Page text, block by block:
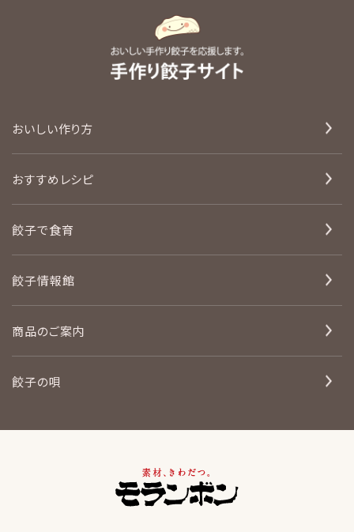
おいしい作り方
おすすめレシピ
餃子で食育
餃子情報館
商品のご案内
餃子の唄